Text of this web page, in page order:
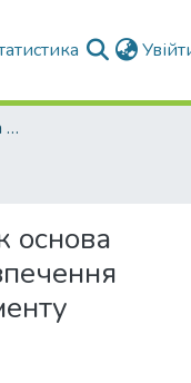
Факультет Економіки та бізнесу
основа